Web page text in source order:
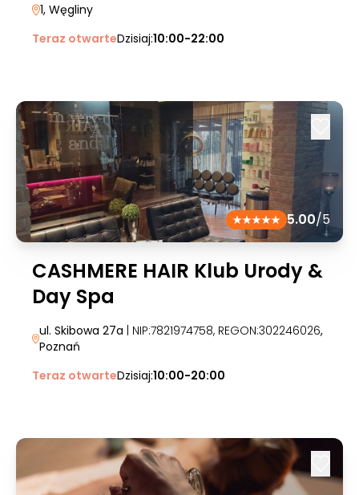
1, Węgliny
Teraz otwarteDzisiaj:10:00-22:00
5.00/5
CASHMERE HAIR Klub Urody &
Day Spa
ul. Skibowa 27a | NIP:7821974758, REGON:302246026,
Poznań
Teraz otwarteDzisiaj:10:00-20:00